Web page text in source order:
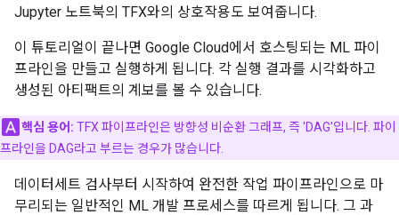
Jupyter 노트북의 TFX와의 상호작용도 보여줍니다.
이 튜토리얼이 끝나면 Google Cloud에서 호스팅되는 ML 파이
프라인을 만들고 실행하게 됩니다. 각 실행 결과를 시각화하고
생성된 아티팩트의 계보를 볼 수 있습니다.
핵심 용어: TFX 파이프라인은 방향성 비순환 그래프, 즉 'DAG'입니다. 파이
프라인을 DAG라고 부르는 경우가 많습니다.
데이터세트 검사부터 시작하여 완전한 작업 파이프라인으로 마
무리되는 일반적인 ML 개발 프로세스를 따르게 됩니다. 그 과